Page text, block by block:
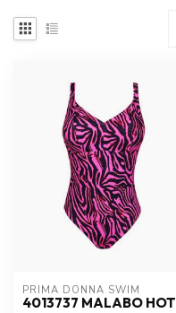
PRIMA DONNA SWIM
4013737 MALABO HOT